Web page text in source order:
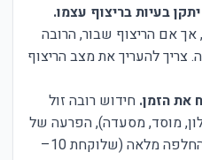
אם הריצוף שבור, הרובה
צריך להעריך את מצב הריצוף
חידוש רובה זול
מוסד, מסעדה), הפרעה של
2–3 ימים עדיין יקרה. לעתים, החלפה מלאה (שלוקחת 10–